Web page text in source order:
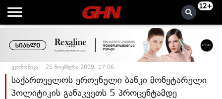
12+
ეკონომიკა 25 ნოემბერი 2009, 17:06
საქართველოს ეროვნული ბანკი მონეტარული
პოლიტიკის განაკვეთს 5 პროცენტამდე